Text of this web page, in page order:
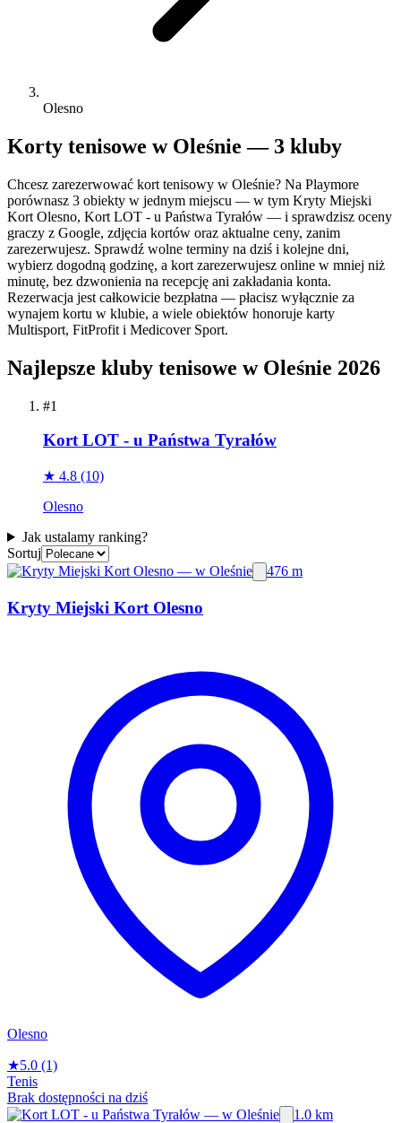
Olesno
Korty tenisowe w Oleśnie — 3 kluby
Chcesz zarezerwować kort tenisowy w Oleśnie? Na Playmore
porównasz 3 obiekty w jednym miejscu — w tym Kryty Miejski
Kort Olesno, Kort LOT - u Państwa Tyrałów — i sprawdzisz oceny
graczy z Google, zdjęcia kortów oraz aktualne ceny, zanim
zarezerwujesz. Sprawdź wolne terminy na dziś i kolejne dni,
wybierz dogodną godzinę, a kort zarezerwujesz online w mniej niż
minutę, bez dzwonienia na recepcję ani zakładania konta.
Rezerwacja jest całkowicie bezpłatna — płacisz wyłącznie za
wynajem kortu w klubie, a wiele obiektów honoruje karty
Multisport, FitProfit i Medicover Sport.
Najlepsze kluby tenisowe w Oleśnie 2026
#1
Kort LOT - u Państwa Tyrałów
★ 4.8 (10)
Olesno
Jak ustalamy ranking?
Sortuj
476 m
Kryty Miejski Kort Olesno
Olesno
★5.0 (1)
Tenis
Brak dostępności na dziś
1.0 km